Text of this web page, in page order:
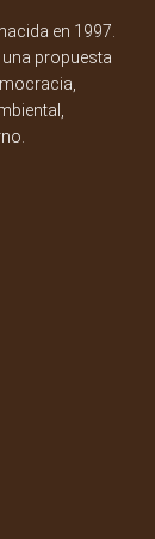
en 1997.
propuesta